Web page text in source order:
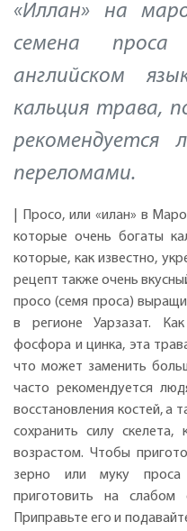
«Иллан» на
семена
английском
кальция трава,
рекомендуется
переломами.
| Просо, или «илан» в
которые очень богаты
которые, как известно,
рецепт также очень
просо (семя проса)
в регионе Уарзазат.
фосфора и цинка, эта
что может заменить
часто рекомендуется
восстановления костей, а
сохранить силу скелета,
возрастом. Чтобы
зерно или муку
приготовить на
Приправьте его и